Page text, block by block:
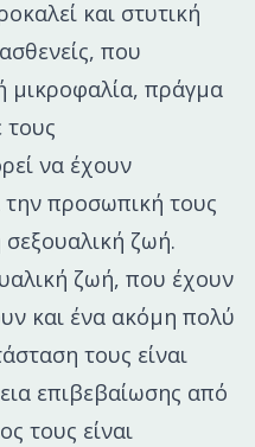
και στυτική
που
μικροφαλία, πράγμα
να έχουν
την προσωπική τους
σεξουαλική ζωή.
ζωή, που έχουν
και ένα ακόμη πολύ
τους είναι
επιβεβαίωσης από
τους είναι